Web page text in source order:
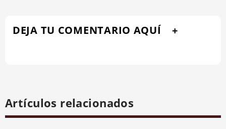
DEJA TU COMENTARIO AQUÍ
Artículos relacionados